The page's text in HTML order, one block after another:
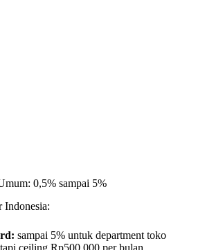
0,5% sampai 5%
Indonesia:
sampai 5% untuk department toko
ceiling Rp500.000 per bulan.